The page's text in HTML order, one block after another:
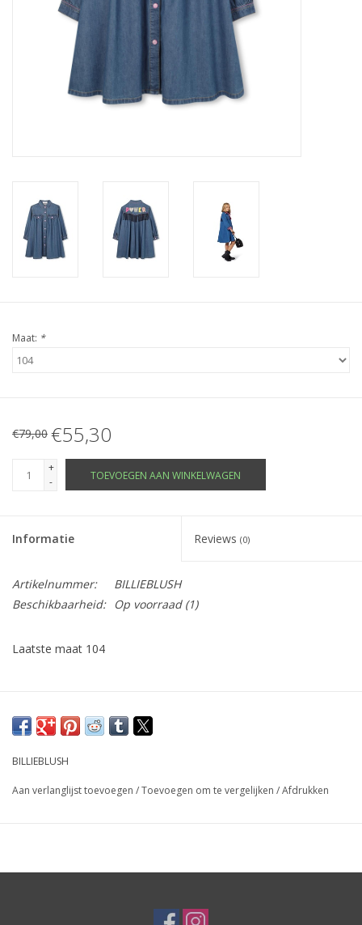
Cadeaubon
Maat: *
€79,00 €55,30
+
-
TOEVOEGEN AAN WINKELWAGEN
Informatie Reviews (0)
Artikelnummer:
BILLIEBLUSH
Beschikbaarheid:
Op voorraad(1)
Laatste maat 104
BILLIEBLUSH
Aan verlanglijst toevoegen /Toevoegen om te vergelijken /Afdrukken